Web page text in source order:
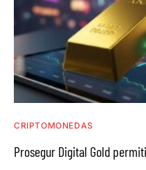
CRIPTOMONEDAS
Prosegur Digital Gold